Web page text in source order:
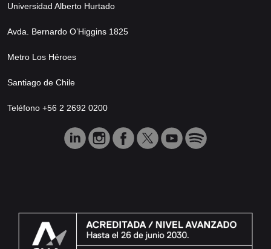
Universidad Alberto Hurtado
Avda. Bernardo O’Higgins 1825
Metro Los Héroes
Santiago de Chile
Teléfono +56 2 2692 0200